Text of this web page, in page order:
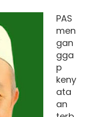
PAS
men
gan
gga
p
keny
ata
an